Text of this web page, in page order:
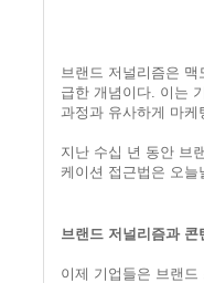
브랜드 저널리즘은
급한 개념이다. 이는
과정과 유사하게 마케
지난 수십 년 동안 브
케이션 접근법은 오
브랜드 저널리즘과 콘
이제 기업들은 브랜